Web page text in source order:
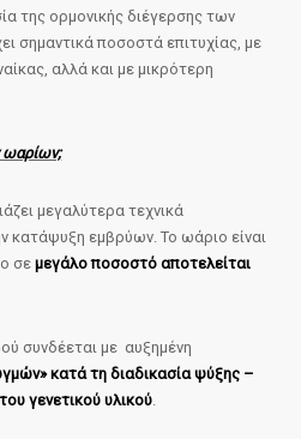
της ορμονικής διέγερσης των
σημαντικά ποσοστά επιτυχίας, με
αλλά και με μικρότερη
ωαρίων;
μεγαλύτερα τεχνικά
κατάψυξη εμβρύων. Το ωάριο είναι
σεμεγάλο ποσοστό αποτελείται
συνδέεται με αυξημένη
κατά τη διαδικασία ψύξης –
γενετικού υλικού.